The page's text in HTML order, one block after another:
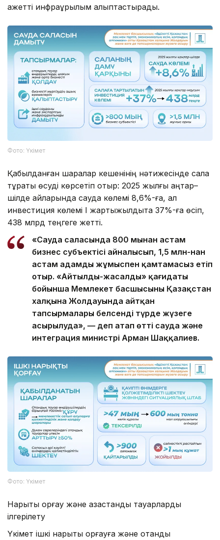
қажетті инфрақұрылым қалыптастырады.
Фото: Үкімет
Қабылданған шаралар кешенінің нәтижесінде сала
тұрақты өсуді көрсетіп отыр: 2025 жылғы қаңтар–
шілде айларында сауда көлемі 8,6%-ға, ал
инвестиция көлемі І жартыжылдықта 37%-ға өсіп,
438 млрд теңгеге жетті.
«Сауда саласында 800 мыңнан астам
бизнес субъектісі айналысып, 1,5 млн-нан
астам адамды жұмыспен қамтамасыз етіп
отыр. «Айтылды-жасалды» қағидаты
бойынша Мемлекет басшысының Қазақстан
халқына Жолдауында айтқан
тапсырмалары белсенді түрде жүзеге
асырылуда», — деп атап өтті сауда және
интеграция министрі Арман Шаққалиев.
Фото: Үкімет
Нарықты қорғау және қазақстандық тауарларды
ілгерілету
Үкімет ішкі нарықты қорғауға және отандық